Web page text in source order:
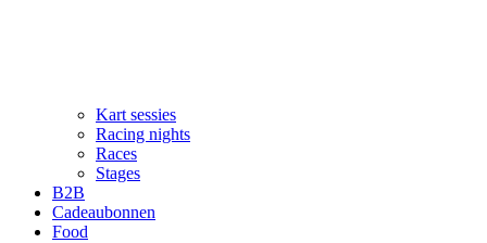
Kart sessies
Racing nights
Races
Stages
B2B
Cadeaubonnen
Food